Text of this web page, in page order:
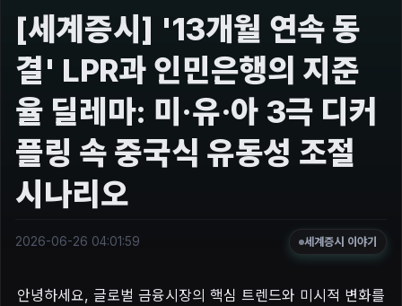
[세계증시] '13개월 연속 동
결' LPR과 인민은행의 지준
율 딜레마: 미·유·아 3극 디커
플링 속 중국식 유동성 조절
시나리오
2026-06-26 04:01:59 세계증시 이야기
안녕하세요, 글로벌 금융시장의 핵심 트렌드와 미시적 변화를